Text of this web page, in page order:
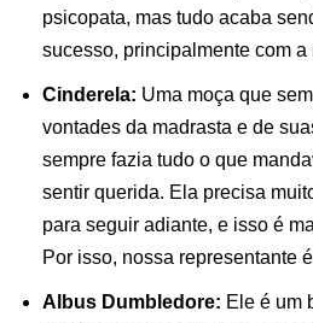
psicopata, mas tudo acaba
sucesso, principalmente com a
Cinderela: Uma moça que
vontades da madrasta e de
sempre fazia tudo o que
sentir querida. Ela precisa
para seguir adiante, e isso é
Por isso, nossa representante
Albus Dumbledore: Ele é um